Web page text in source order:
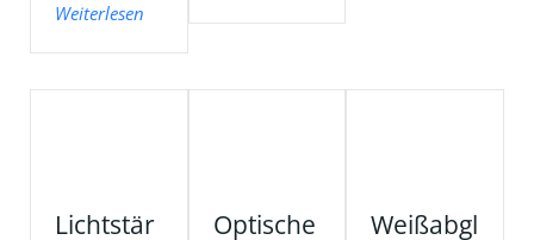
Weiterlesen
Lichtstär
Optische
Weißabgl